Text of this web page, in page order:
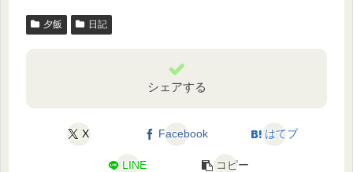
夕飯 日記
シェアする
X Facebook はてブ
LINE コピー